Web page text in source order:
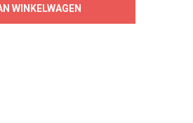
WINKELWAGEN